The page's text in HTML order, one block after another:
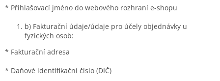
* Přihlašovací jméno do webového rozhraní e-shopu
b) Fakturační údaje/údaje pro účely objednávky u
fyzických osob:
* Fakturační adresa
* Daňové identifikační číslo (DIČ)